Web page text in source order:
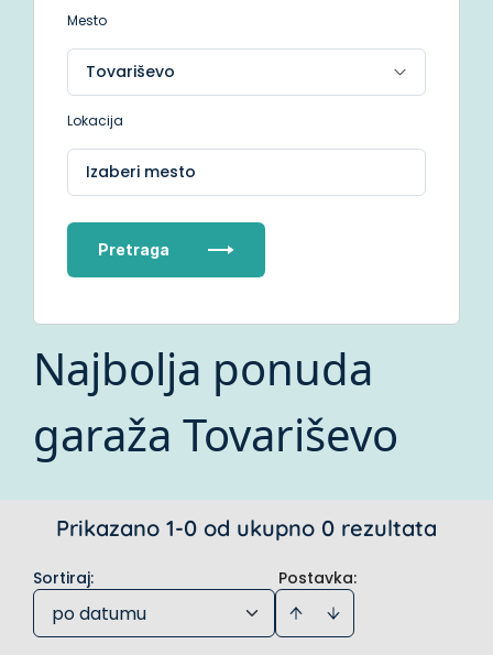
Mesto
Lokacija
Izaberi mesto
Pretraga
Najbolja ponuda
garaža Tovariševo
Prikazano 1-0 od ukupno 0 rezultata
Postavka:
Sortiraj:
po datumu